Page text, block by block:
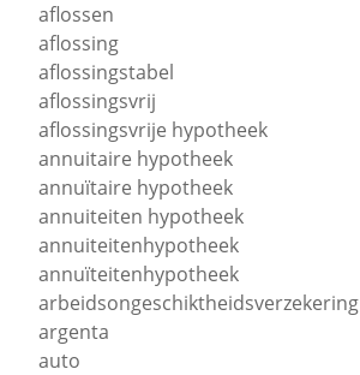
aflossen
aflossing
aflossingstabel
aflossingsvrij
aflossingsvrije hypotheek
annuitaire hypotheek
annuïtaire hypotheek
annuiteiten hypotheek
annuiteitenhypotheek
annuïteitenhypotheek
arbeidsongeschiktheidsverzekering
argenta
auto